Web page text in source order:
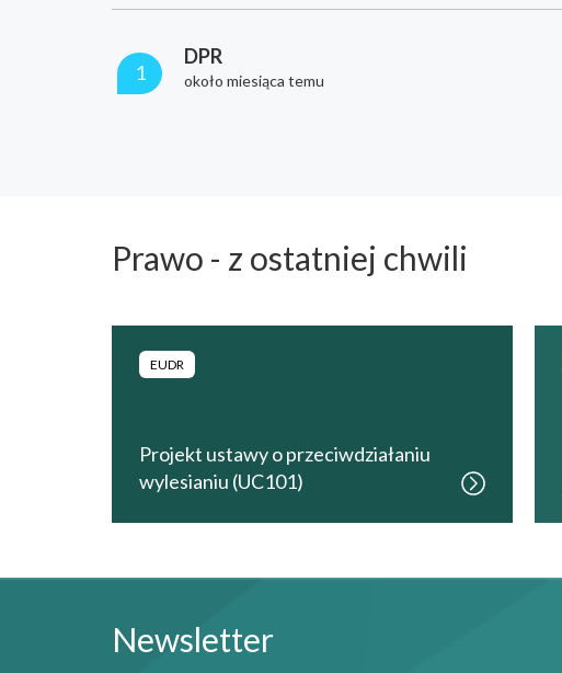
1
DPR
około miesiąca temu
Prawo - z ostatniej chwili
EUDR
Projekt ustawy o przeciwdziałaniu
wylesianiu (UC101)
Newsletter